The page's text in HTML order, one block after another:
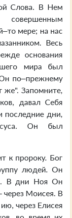
Слова. В Нем
мере; на нас
Весь
основания
мира был
по–прежнему
же". Запомните,
давал Себя
последние дни,
Он был
к пророку. Бог
людей. Он
В дни Ноя Он
через Моисея. В
через Елисея